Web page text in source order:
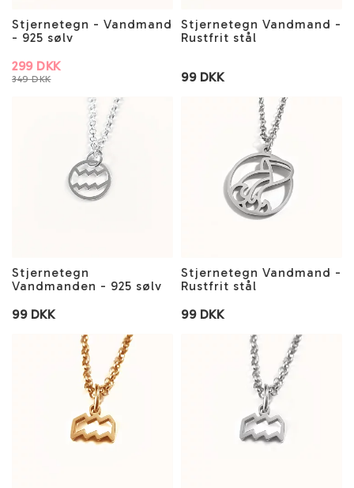
Stjernetegn - Vandmand
- 925 sølv
349 DKK
299 DKK
Stjernetegn Vandmand -
Rustfrit stål
99 DKK
Stjernetegn
Vandmanden - 925 sølv
99 DKK
Stjernetegn Vandmand -
Rustfrit stål
99 DKK